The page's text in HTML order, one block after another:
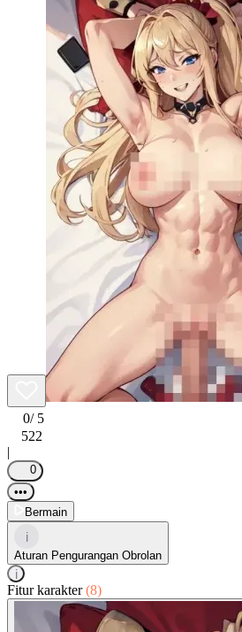
0/ 5
522
|
0
•••
Bermain
i
Aturan Pengurangan Obrolan
i
Fitur karakter(8)